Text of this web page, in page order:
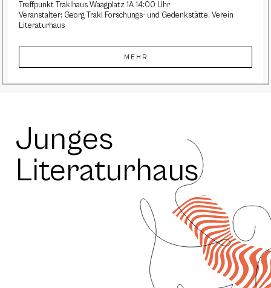
Treffpunkt Traklhaus Waagplatz 1A 14:00 Uhr
Veranstalter: Georg Trakl Forschungs- und Gedenkstätte, Verein
Literaturhaus
MEHR
Junges
Literaturhaus